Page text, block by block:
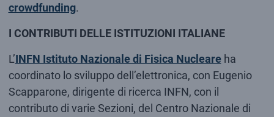
crowdfunding.
I CONTRIBUTI DELLE ISTITUZIONI ITALIANE
L’INFN Istituto Nazionale di Fisica Nucleareha
coordinato lo sviluppo dell’elettronica, con Eugenio
Scapparone, dirigente di ricerca INFN, con il
contributo di varie Sezioni, del Centro Nazionale di